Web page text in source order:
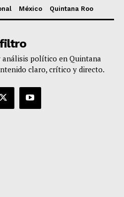
México Quintana Roo
político en Quintana
claro, crítico y directo.